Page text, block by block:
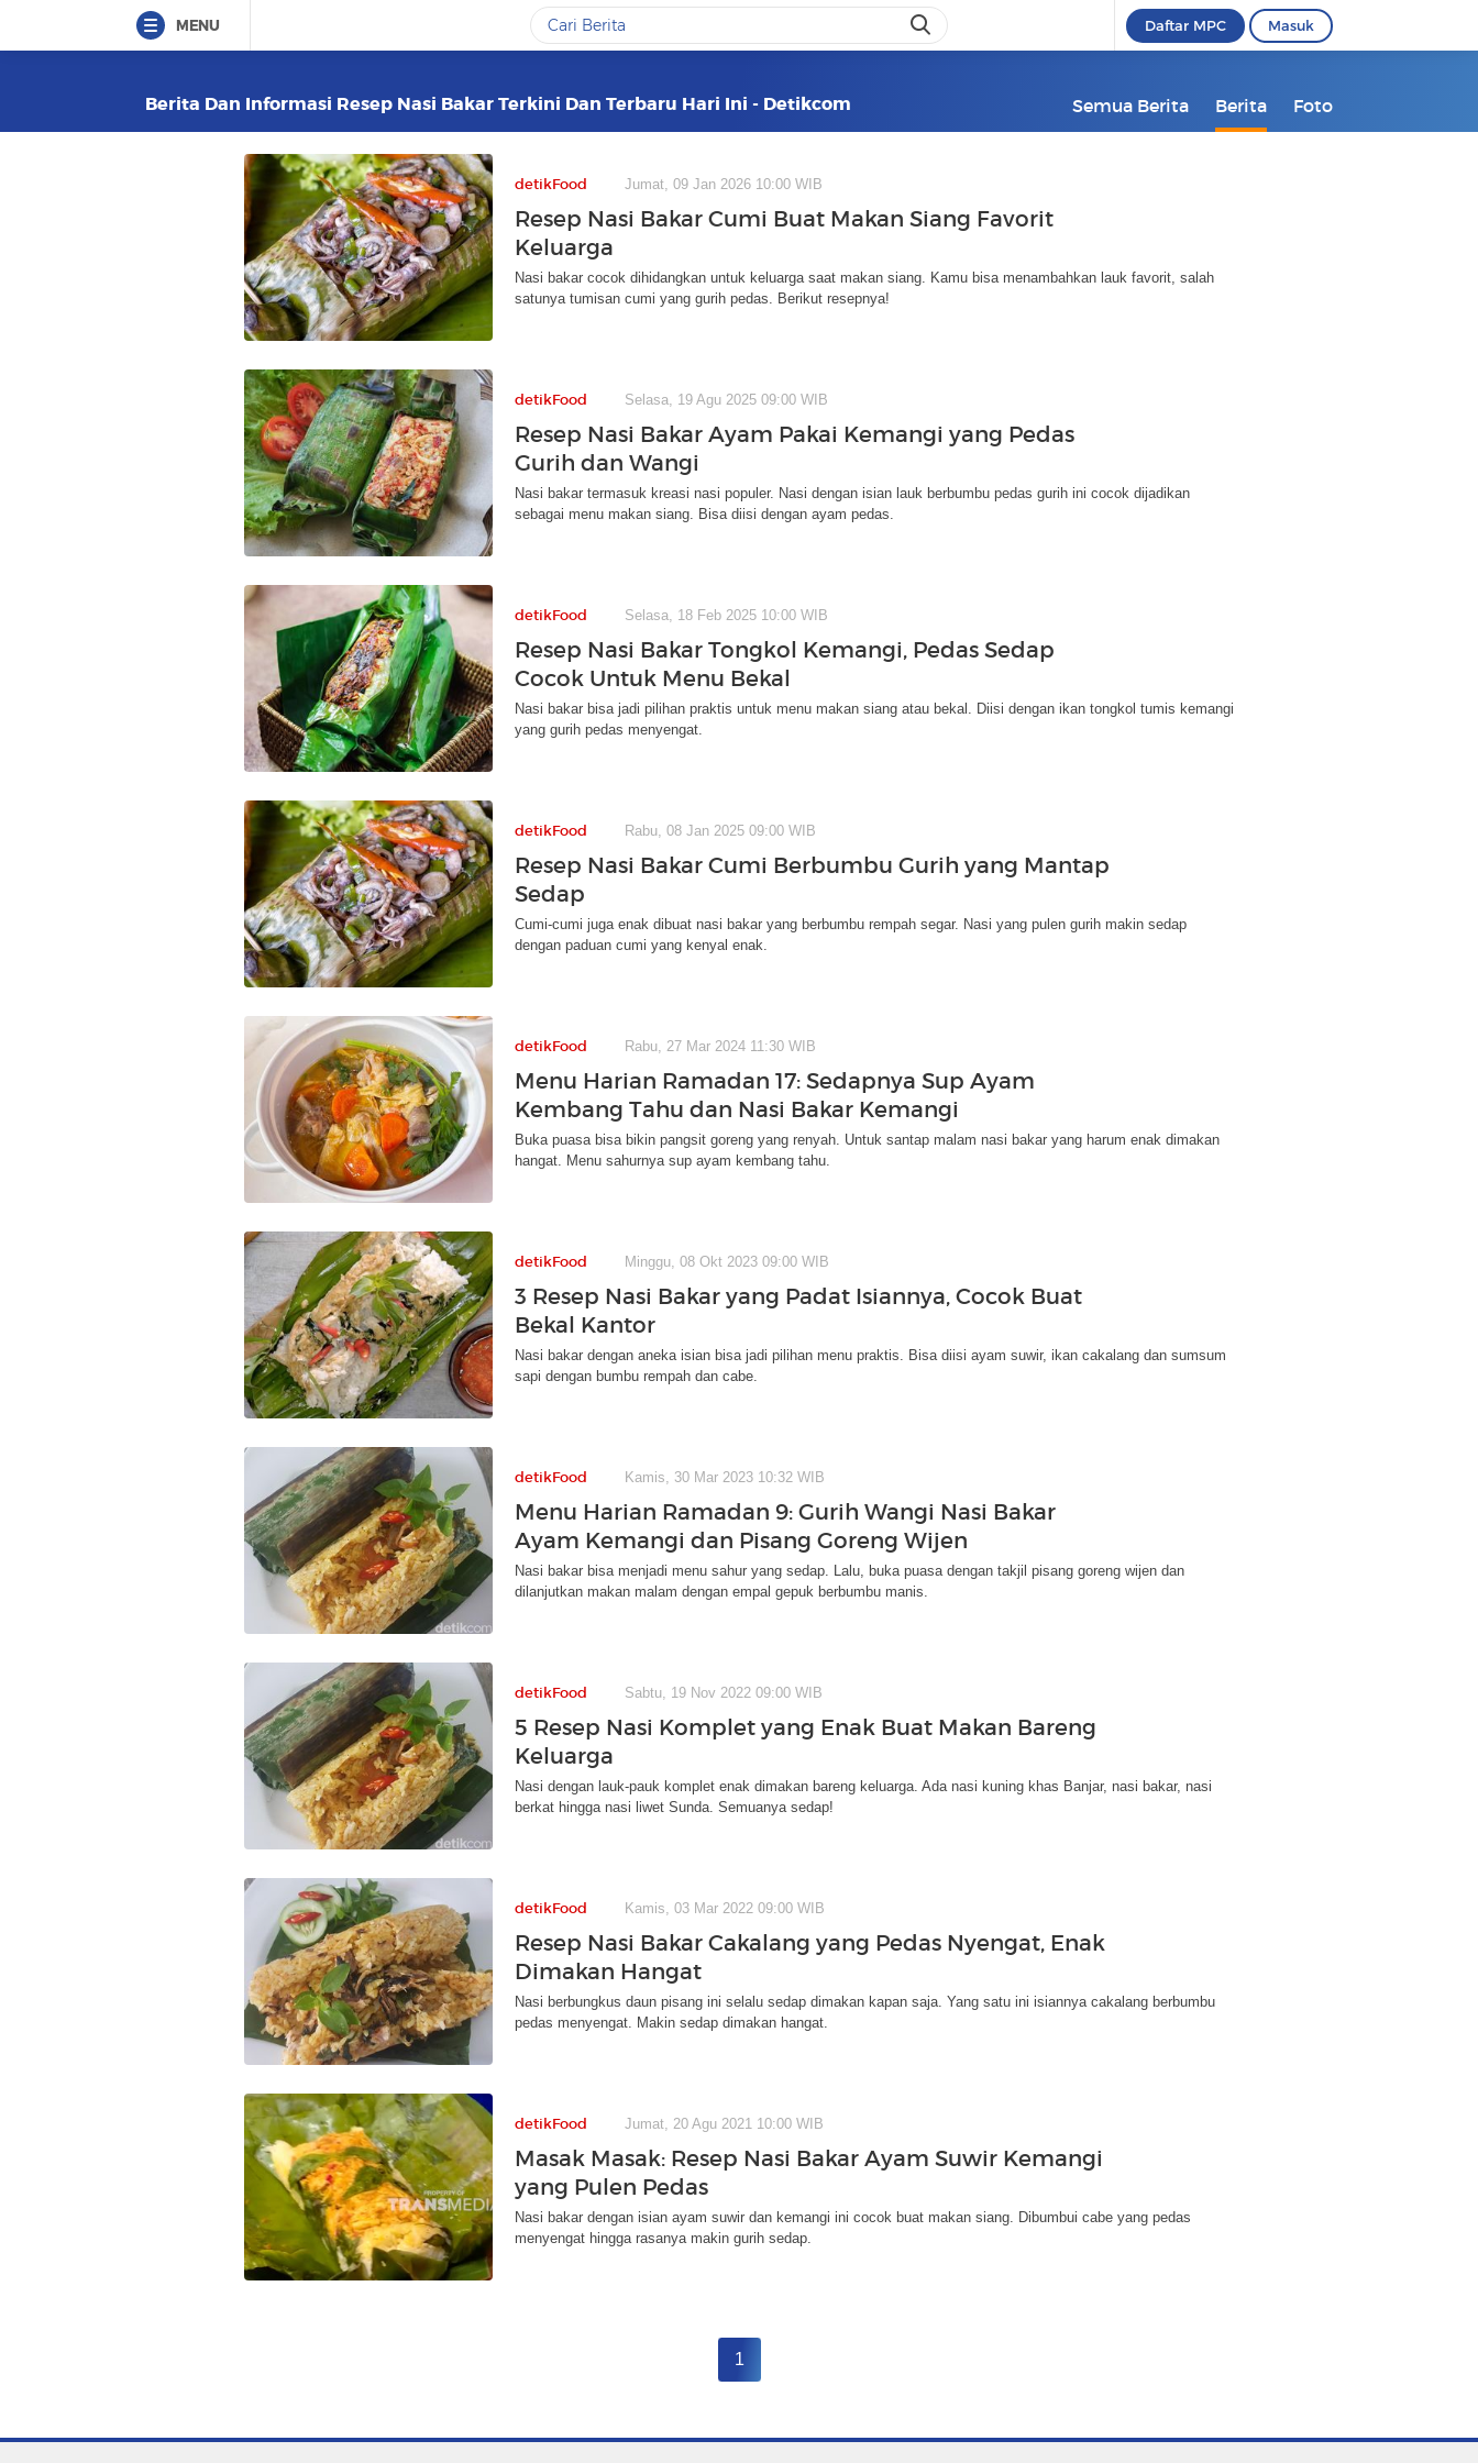
MENU Daftar MPC Masuk
Berita Dan Informasi Resep Nasi Bakar Terkini Dan Terbaru Hari Ini - Detikcom Semua Berita Berita Foto
detikFood Jumat, 09 Jan 2026 10:00 WIB
Resep Nasi Bakar Cumi Buat Makan Siang Favorit
Keluarga
Nasi bakar cocok dihidangkan untuk keluarga saat makan siang. Kamu bisa menambahkan lauk favorit, salah
satunya tumisan cumi yang gurih pedas. Berikut resepnya!
detikFood Selasa, 19 Agu 2025 09:00 WIB
Resep Nasi Bakar Ayam Pakai Kemangi yang Pedas
Gurih dan Wangi
Nasi bakar termasuk kreasi nasi populer. Nasi dengan isian lauk berbumbu pedas gurih ini cocok dijadikan
sebagai menu makan siang. Bisa diisi dengan ayam pedas.
detikFood Selasa, 18 Feb 2025 10:00 WIB
Resep Nasi Bakar Tongkol Kemangi, Pedas Sedap
Cocok Untuk Menu Bekal
Nasi bakar bisa jadi pilihan praktis untuk menu makan siang atau bekal. Diisi dengan ikan tongkol tumis kemangi
yang gurih pedas menyengat.
detikFood Rabu, 08 Jan 2025 09:00 WIB
Resep Nasi Bakar Cumi Berbumbu Gurih yang Mantap
Sedap
Cumi-cumi juga enak dibuat nasi bakar yang berbumbu rempah segar. Nasi yang pulen gurih makin sedap
dengan paduan cumi yang kenyal enak.
detikFood Rabu, 27 Mar 2024 11:30 WIB
Menu Harian Ramadan 17: Sedapnya Sup Ayam
Kembang Tahu dan Nasi Bakar Kemangi
Buka puasa bisa bikin pangsit goreng yang renyah. Untuk santap malam nasi bakar yang harum enak dimakan
hangat. Menu sahurnya sup ayam kembang tahu.
detikFood Minggu, 08 Okt 2023 09:00 WIB
3 Resep Nasi Bakar yang Padat Isiannya, Cocok Buat
Bekal Kantor
Nasi bakar dengan aneka isian bisa jadi pilihan menu praktis. Bisa diisi ayam suwir, ikan cakalang dan sumsum
sapi dengan bumbu rempah dan cabe.
detikFood Kamis, 30 Mar 2023 10:32 WIB
Menu Harian Ramadan 9: Gurih Wangi Nasi Bakar
Ayam Kemangi dan Pisang Goreng Wijen
Nasi bakar bisa menjadi menu sahur yang sedap. Lalu, buka puasa dengan takjil pisang goreng wijen dan
dilanjutkan makan malam dengan empal gepuk berbumbu manis.
detikFood Sabtu, 19 Nov 2022 09:00 WIB
5 Resep Nasi Komplet yang Enak Buat Makan Bareng
Keluarga
Nasi dengan lauk-pauk komplet enak dimakan bareng keluarga. Ada nasi kuning khas Banjar, nasi bakar, nasi
berkat hingga nasi liwet Sunda. Semuanya sedap!
detikFood Kamis, 03 Mar 2022 09:00 WIB
Resep Nasi Bakar Cakalang yang Pedas Nyengat, Enak
Dimakan Hangat
Nasi berbungkus daun pisang ini selalu sedap dimakan kapan saja. Yang satu ini isiannya cakalang berbumbu
pedas menyengat. Makin sedap dimakan hangat.
detikFood Jumat, 20 Agu 2021 10:00 WIB
Masak Masak: Resep Nasi Bakar Ayam Suwir Kemangi
yang Pulen Pedas
Nasi bakar dengan isian ayam suwir dan kemangi ini cocok buat makan siang. Dibumbui cabe yang pedas
menyengat hingga rasanya makin gurih sedap.
1